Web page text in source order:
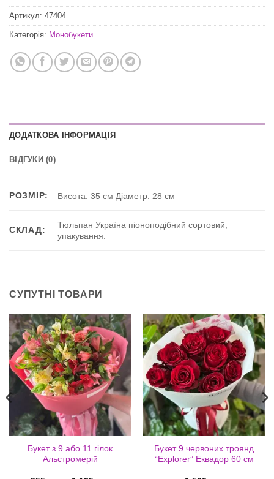
Артикул: 47404
Категорія: Монобукети
ДОДАТКОВА ІНФОРМАЦІЯ
ВІДГУКИ (0)
РОЗМІР: Висота: 35 см Діаметр: 28 см
СКЛАД:
Тюльпан Україна піоноподібний сортовий,
упакування.
СУПУТНІ ТОВАРИ
Букет з 9 або 11 гілок
Альстромерій
Букет 9 червоних троянд
“Explorer” Еквадор 60 см